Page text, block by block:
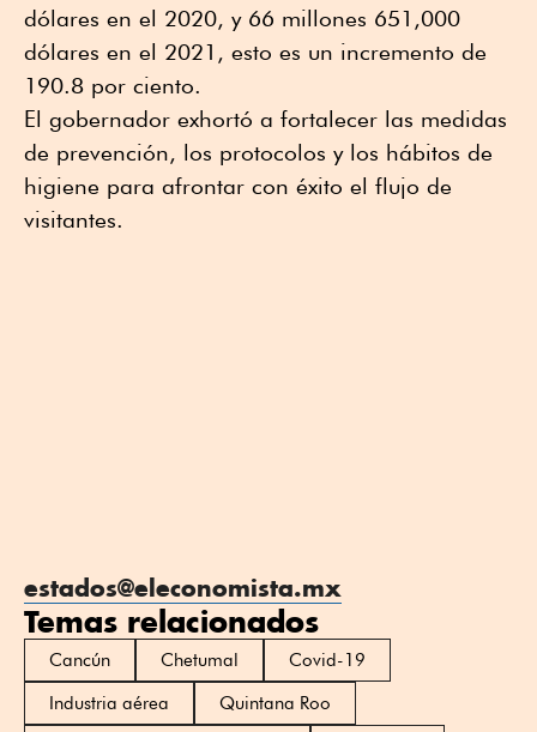
dólares en el 2020, y 66 millones 651,000
dólares en el 2021, esto es un incremento de
190.8 por ciento.
El gobernador exhortó a fortalecer las medidas
de prevención, los protocolos y los hábitos de
higiene para afrontar con éxito el flujo de
visitantes.
estados@eleconomista.mx
Temas relacionados
Cancún Chetumal
Covid-19
Industria aérea
Quintana Roo